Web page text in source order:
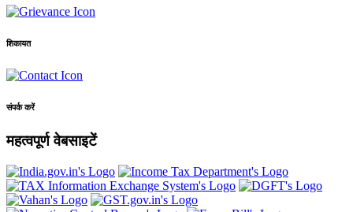
शिकायत
संपर्क करें
महत्वपूर्ण वेबसाइटें